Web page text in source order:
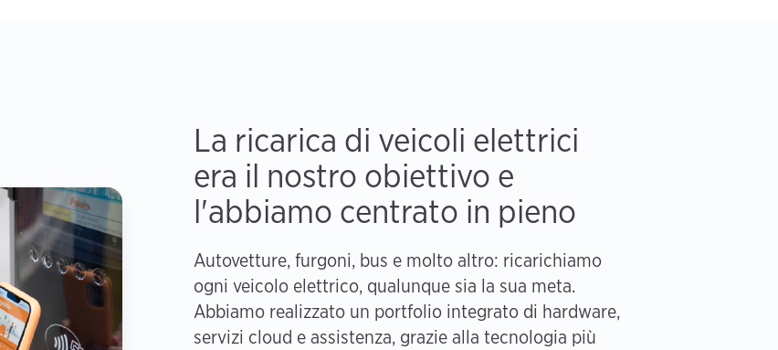
La ricarica di veicoli elettrici
era il nostro obiettivo e
l'abbiamo centrato in pieno
Autovetture, furgoni, bus e molto altro: ricarichiamo
ogni veicolo elettrico, qualunque sia la sua meta.
Abbiamo realizzato un portfolio integrato di hardware,
servizi cloud e assistenza, grazie alla tecnologia più